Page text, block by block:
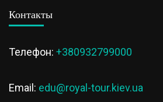
Контакты
Телефон: +380932799000
Email: edu@royal-tour.kiev.ua